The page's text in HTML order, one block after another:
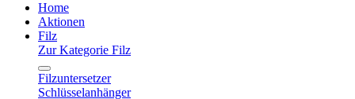
Home
Aktionen
Filz
Zur Kategorie Filz
Filzuntersetzer
Schlüsselanhänger